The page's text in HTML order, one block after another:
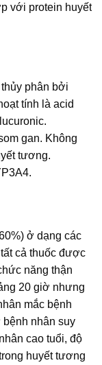
với protein huyết
phân bởi
tính là acid
gan. Không
tương.
ở dạng các
cả thuốc được
năng thận
20 giờ nhưng
mắc bệnh
bệnh nhân suy
cao tuổi, độ
huyết tương